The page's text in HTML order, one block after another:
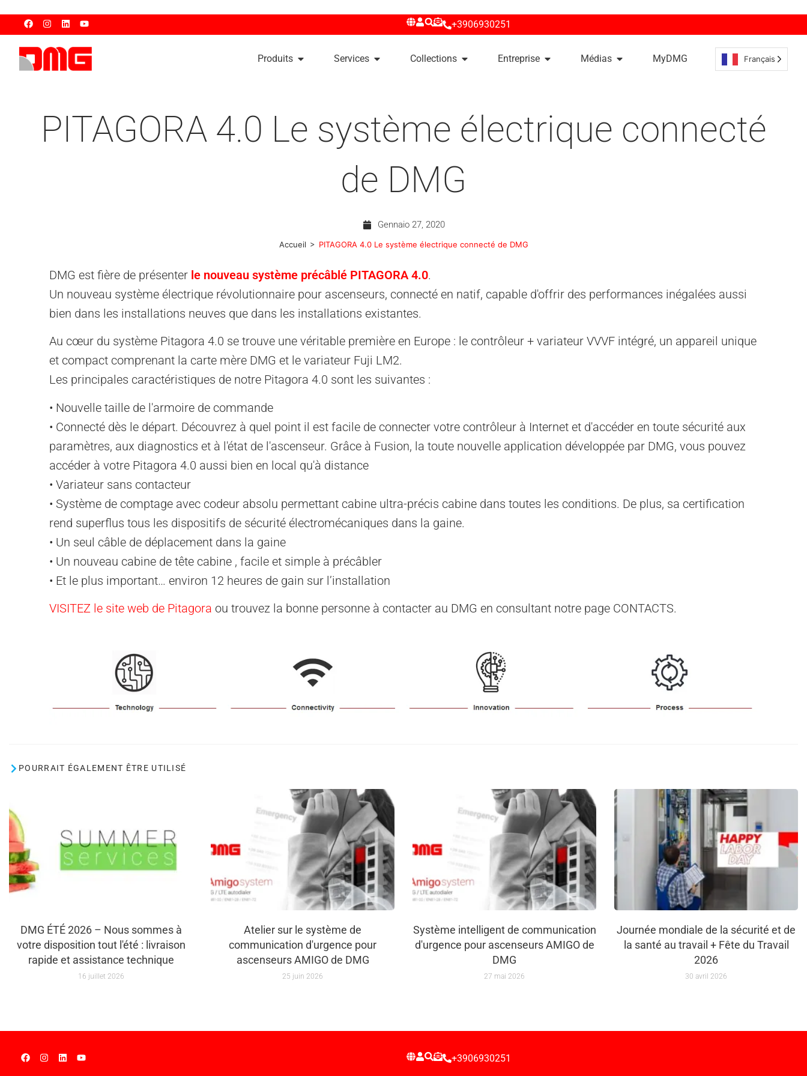
+3906930251
Produits Services Collections Entreprise Médias MyDMG Français
PITAGORA 4.0 Le système électrique connecté
de DMG
Gennaio 27, 2020
Accueil > PITAGORA 4.0 Le système électrique connecté de DMG
DMG est fière de présenter le nouveau système précâblé PITAGORA 4.0.
Un nouveau système électrique révolutionnaire pour ascenseurs, connecté en natif, capable d'offrir des performances inégalées aussi
bien dans les installations neuves que dans les installations existantes.
Au cœur du système Pitagora 4.0 se trouve une véritable première en Europe : le contrôleur + variateur VVVF intégré, un appareil unique
et compact comprenant la carte mère DMG et le variateur Fuji LM2.
Les principales caractéristiques de notre Pitagora 4.0 sont les suivantes :
• Nouvelle taille de l'armoire de commande
• Connecté dès le départ. Découvrez à quel point il est facile de connecter votre contrôleur à Internet et d'accéder en toute sécurité aux
paramètres, aux diagnostics et à l'état de l'ascenseur. Grâce à Fusion, la toute nouvelle application développée par DMG, vous pouvez
accéder à votre Pitagora 4.0 aussi bien en local qu'à distance
• Variateur sans contacteur
• Système de comptage avec codeur absolu permettant cabine ultra-précis cabine dans toutes les conditions. De plus, sa certification
rend superflus tous les dispositifs de sécurité électromécaniques dans la gaine.
• Un seul câble de déplacement dans la gaine
• Un nouveau cabine de tête cabine , facile et simple à précâbler
• Et le plus important… environ 12 heures de gain sur l’installation
VISITEZ le site web de Pitagora ou trouvez la bonne personne à contacter au DMG en consultant notre page CONTACTS.
POURRAIT ÉGALEMENT ÊTRE UTILISÉ
DMG ÉTÉ 2026 – Nous sommes à
votre disposition tout l'été : livraison
rapide et assistance technique
16 juillet 2026
Atelier sur le système de
communication d'urgence pour
ascenseurs AMIGO de DMG
25 juin 2026
Système intelligent de communication
d'urgence pour ascenseurs AMIGO de
DMG
27 mai 2026
Journée mondiale de la sécurité et de
la santé au travail + Fête du Travail
2026
30 avril 2026
+3906930251